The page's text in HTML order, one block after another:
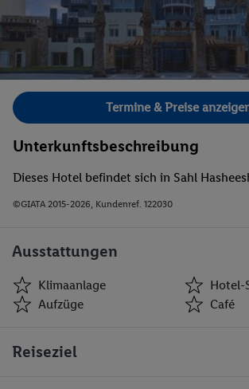
Bild 1 von 75.
Termine & Preise
Unterkunftsbeschreibung
Dieses Hotel befindet sich in Sahl
©GIATA 2015-2026, Kundenref. 122030
Ausstattungen
Klimaanlage
Hotel-
Aufzüge
Café
Aufzüge
Reiseziel